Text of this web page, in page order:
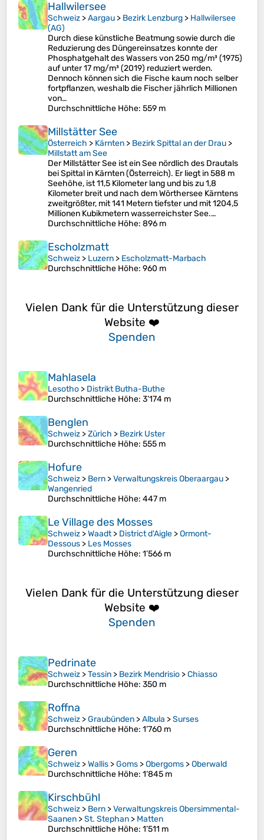
Hallwilersee
Schweiz >Aargau > Bezirk Lenzburg > Hallwilersee
(AG)
Durch diese künstliche Beatmung sowie durch die
Reduzierung des Düngereinsatzes konnte der
Phosphatgehalt des Wassers von 250 mg/m³ (1975)
auf unter 17 mg/m³ (2019) reduziert werden.
Dennoch können sich die Fische kaum noch selber
fortpflanzen, weshalb die Fischer jährlich Millionen
von…
Durchschnittliche Höhe: 559 m
Millstätter See
Österreich > Kärnten > Bezirk Spittal an der Drau >
Millstatt am See
Der Millstätter See ist ein See nördlich des Drautals
bei Spittal in Kärnten (Österreich). Er liegt in 588 m
Seehöhe, ist 11,5 Kilometer lang und bis zu 1,8
Kilometer breit und nach dem Wörthersee Kärntens
zweitgrößter, mit 141 Metern tiefster und mit 1204,5
Millionen Kubikmetern wasserreichster See.…
Durchschnittliche Höhe: 896 m
Escholzmatt
Schweiz > Luzern > Escholzmatt-Marbach
Durchschnittliche Höhe: 960 m
Vielen Dank für die Unterstützung dieser
Website ❤️
Spenden
Mahlasela
Lesotho > Distrikt Butha-Buthe
Durchschnittliche Höhe: 3’174 m
Benglen
Schweiz >Zürich > Bezirk Uster
Durchschnittliche Höhe: 555 m
Hofure
Schweiz > Bern >Verwaltungskreis Oberaargau >
Wangenried
Durchschnittliche Höhe: 447 m
Le Village des Mosses
Schweiz >Waadt> District d'Aigle >Ormont-
Dessous > Les Mosses
Durchschnittliche Höhe: 1’566 m
Vielen Dank für die Unterstützung dieser
Website ❤️
Spenden
Pedrinate
Schweiz >Tessin > Bezirk Mendrisio >Chiasso
Durchschnittliche Höhe: 350 m
Roffna
Schweiz >Graubünden >Albula >Surses
Durchschnittliche Höhe: 1’760 m
Geren
Schweiz >Wallis >Goms >Obergoms >Oberwald
Durchschnittliche Höhe: 1’845 m
Kirschbühl
Schweiz > Bern >Verwaltungskreis Obersimmental-
Saanen >St. Stephan > Matten
Durchschnittliche Höhe: 1’511 m